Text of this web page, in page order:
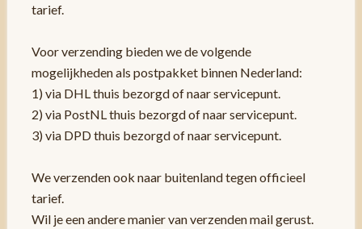
tarief.
Voor verzending bieden we de volgende
mogelijkheden als postpakket binnen Nederland:
1) via DHL thuis bezorgd of naar servicepunt.
2) via PostNL thuis bezorgd of naar servicepunt.
3) via DPD thuis bezorgd of naar servicepunt.
We verzenden ook naar buitenland tegen officieel
tarief.
Wil je een andere manier van verzenden mail gerust.